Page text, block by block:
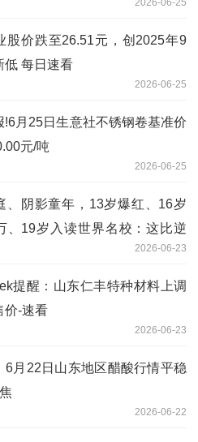
2026-06-25
股价跌至26.51元，创2025年9
低 每日速看
2026-06-25
!6月25日生意社不锈钢卷基准价
元/吨
2026-06-25
、阴影童年，13岁爆红、16岁
、19岁入读世界名校：这比逆
2026-06-23
提醒：山东仁丰特种材料上调
价-速看
2026-06-23
6月22日山东地区醋酸行情平稳
2026-06-22